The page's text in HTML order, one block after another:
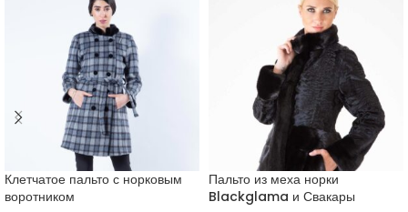
Клетчатое пальто с норковым
воротником
Пальто из меха норки
Blackglama и Свакары